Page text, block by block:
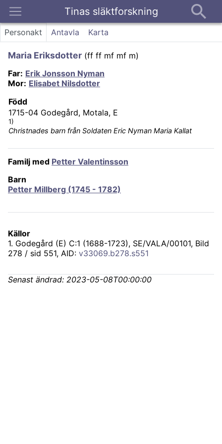
Tinas släktforskning
Kontakt
Personakt Antavla Karta
Maria Eriksdotter (ff ff mf mf m)
Far: Erik Jonsson Nyman
Mor: Elisabet Nilsdotter
Född
1715-04 Godegård, Motala, E
1)
Christnades barn från Soldaten Eric Nyman Maria Kallat
Familj med Petter Valentinsson
Barn
Petter Millberg (1745 - 1782)
Källor
1. Godegård (E) C:1 (1688-1723), SE/VALA/00101, Bild
278 / sid 551, AID: v33069.b278.s551
Senast ändrad: 2023-05-08T00:00:00